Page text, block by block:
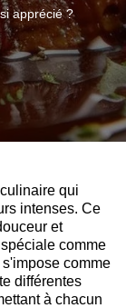
apprécié ?
qui
intenses. Ce
et
comme
comme
différentes
à chacun